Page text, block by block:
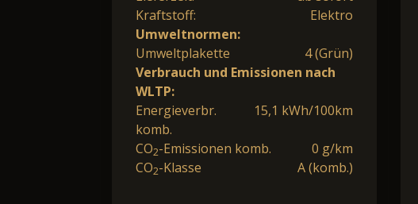
Kraftstoff:
Elektro
Umweltnormen:
Umweltplakette
4 (Grün)
Verbrauch und Emissionen nach
WLTP:
Energieverbr.
komb.
15,1 kWh/100km
CO2-Emissionen komb.
0 g/km
CO2-Klasse A (komb.)